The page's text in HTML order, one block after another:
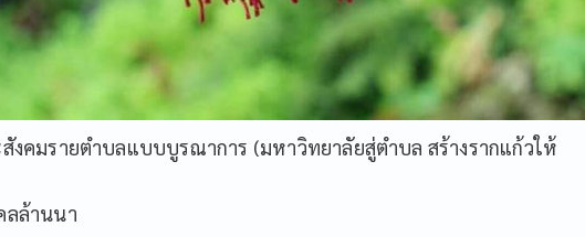
งคมรายตำบลแบบบูรณาการ (มหาวิทยาลัยสู่ตำบล สร้างรากแก้วให้
ลล้านนา